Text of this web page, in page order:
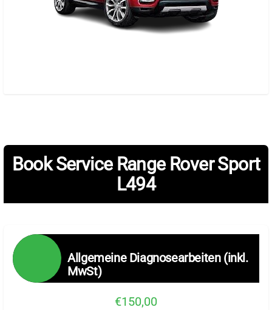
Book Service Range Rover Sport
L494
Allgemeine Diagnosearbeiten (inkl.
MwSt)
€150,00